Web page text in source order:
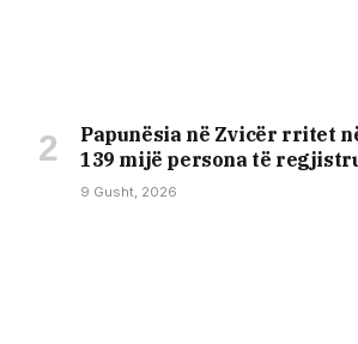
Papunësia në Zvicër rritet
139 mijë persona të
9 Gusht, 2026